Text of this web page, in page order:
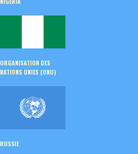
ORGANISATION DES
NATIONS UNIES (ONU)
RUSSIE